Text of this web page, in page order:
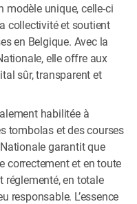
modèle unique, celle-ci
collectivité et soutient
en Belgique. Avec la
elle offre aux
sûr, transparent et
habilitée à
tombolas et des courses
garantit que
correctement et en toute
réglementé, en totale
responsable. L’essence